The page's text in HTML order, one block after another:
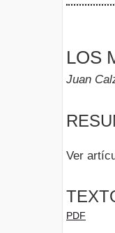
LOS
Juan
Ver
PDF